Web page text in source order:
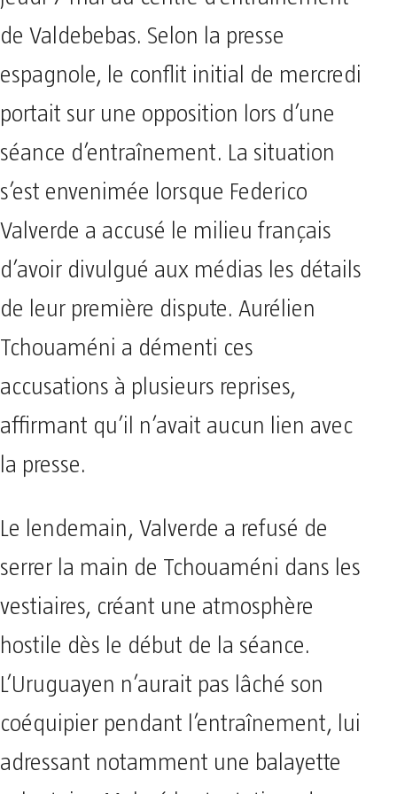
de Valdebebas. Selon la presse
espagnole, le conflit initial de mercredi
portait sur une opposition lors d’une
séance d’entraînement. La situation
s’est envenimée lorsque Federico
Valverde a accusé le milieu français
d’avoir divulgué aux médias les détails
de leur première dispute. Aurélien
Tchouaméni a démenti ces
accusations à plusieurs reprises,
affirmant qu’il n’avait aucun lien avec
la presse.
Le lendemain, Valverde a refusé de
serrer la main de Tchouaméni dans les
vestiaires, créant une atmosphère
hostile dès le début de la séance.
L’Uruguayen n’aurait pas lâché son
coéquipier pendant l’entraînement, lui
adressant notamment une balayette